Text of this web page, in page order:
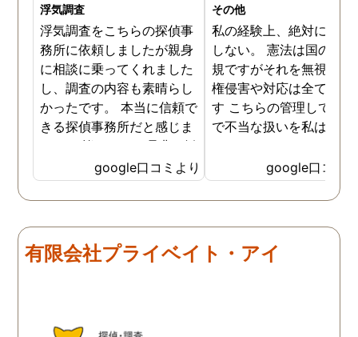
浮気調査
浮気調査をこちらの探偵事
務所に依頼しましたが親身
に相談に乗ってくれました
し、調査の内容も素晴らし
かったです。 本当に信頼で
きる探偵事務所だと感じま
した。 皆さんにも是非お勧
めしたいと思います。
google口コミより
その他
私の経験上、絶対にお勧
しない。 憲法は国の最
規ですがそれを無視した
権侵害や対応は全て違法
す こちらの管理してい
で不当な扱いを私は受け
google口コミ
有限会社プライベイト・アイ